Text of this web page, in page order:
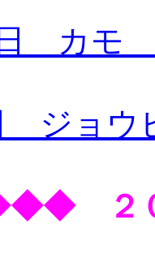
カモ
ジョウ
２